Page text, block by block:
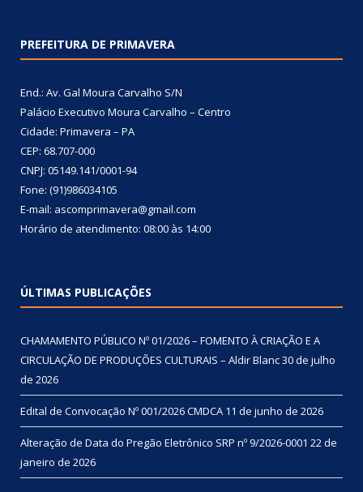
PREFEITURA DE PRIMAVERA
End.: Av. Gal Moura Carvalho S/N
Palácio Executivo Moura Carvalho – Centro
Cidade: Primavera – PA
CEP: 68.707-000
CNPJ: 05149.141/0001-94
Fone: (91)986034105
E-mail: ascomprimavera@gmail.com
Horário de atendimento: 08:00 às 14:00
ÚLTIMAS PUBLICAÇÕES
CHAMAMENTO PÚBLICO Nº 01/2026 – FOMENTO À CRIAÇÃO E A
CIRCULAÇÃO DE PRODUÇÕES CULTURAIS – Aldir Blanc30 de julho
de 2026
Edital de Convocação Nº 001/2026 CMDCA 11 de junho de 2026
Alteração de Data do Pregão Eletrônico SRP nº 9/2026-0001 22 de
janeiro de 2026